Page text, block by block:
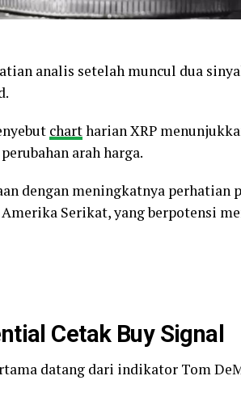
analis setelah muncul dua
chartharian XRP
arah harga.
dengan meningkatnya perhatian
Serikat, yang berpotensi
Cetak BuySignal
datang dari indikator Tom